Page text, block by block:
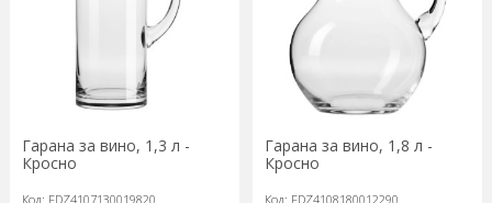
Гарана за вино, 1,3 л -
Кросно
Код: FDZ4107130019820
Гарана за вино, 1,8 л -
Кросно
Код: FDZ4108180012290